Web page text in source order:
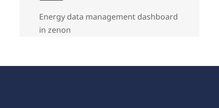
Energy data management dashboard
in zenon